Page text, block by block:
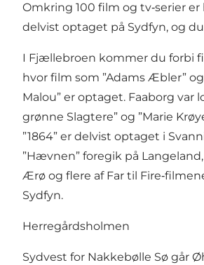
Omkring 100 film og tv‑serier
delvist optaget på Sydfyn, og
I Fjællebroen kommer du forbi
hvor film som ”Adams Æbler”
Malou” er optaget. Faaborg var
grønne Slagtere” og ”Marie
”1864” er delvist optaget i
”Hævnen” foregik på
Ærø og flere af Far til
Sydfyn.
Herregårdsholmen
Sydvest for Nakkebølle Sø går